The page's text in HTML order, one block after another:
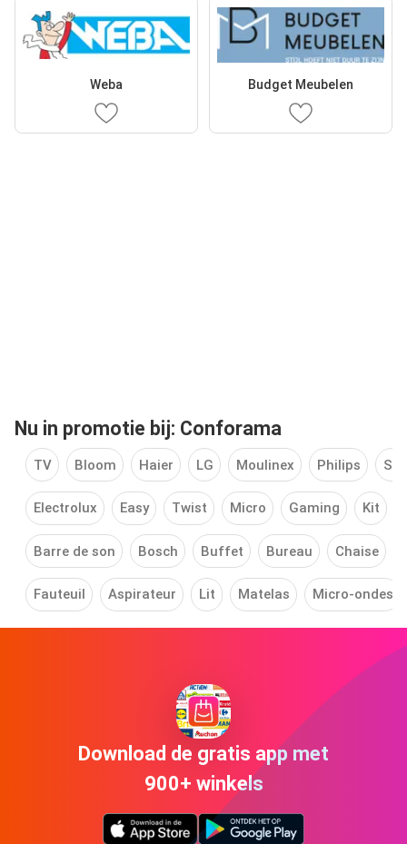
Weba Budget Meubelen
Nu in promotie bij: Conforama
TV Bloom Haier LG Moulinex Philips
Electrolux Easy Twist Micro Gaming Kit
Barre de son Bosch Buffet Bureau Chaise
Fauteuil Aspirateur Lit Matelas Micro-ondes
Download de gratis app met
900+ winkels